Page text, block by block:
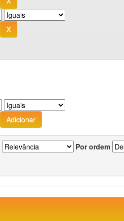
Por ordem